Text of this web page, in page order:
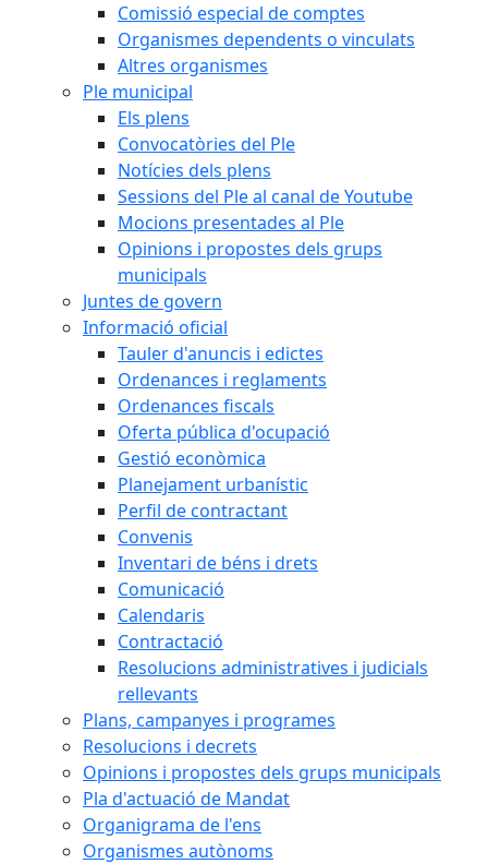
Comissió especial de comptes
Organismes dependents o vinculats
Altres organismes
Ple municipal
Els plens
Convocatòries del Ple
Notícies dels plens
Sessions del Ple al canal de Youtube
Mocions presentades al Ple
Opinions i propostes dels grups
municipals
Juntes de govern
Informació oficial
Tauler d'anuncis i edictes
Ordenances i reglaments
Ordenances fiscals
Oferta pública d'ocupació
Gestió econòmica
Planejament urbanístic
Perfil de contractant
Convenis
Inventari de béns i drets
Comunicació
Calendaris
Contractació
Resolucions administratives i judicials
rellevants
Plans, campanyes i programes
Resolucions i decrets
Opinions i propostes dels grups municipals
Pla d'actuació de Mandat
Organigrama de l'ens
Organismes autònoms